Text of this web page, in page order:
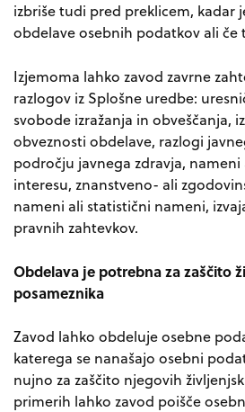
izbriše tudi pred preklicem, kadar
obdelave osebnih podatkov ali če
Izjemoma lahko zavod zavrne
razlogov iz Splošne uredbe:
svobode izražanja in obveščanja,
obveznosti obdelave, razlogi
področju javnega zdravja,
interesu, znanstveno- ali
nameni ali statistični nameni,
pravnih zahtevkov.
Obdelava je potrebna za zaščito
posameznika
Zavod lahko obdeluje osebne
katerega se nanašajo osebni
nujno za zaščito njegovih
primerih lahko zavod poišče